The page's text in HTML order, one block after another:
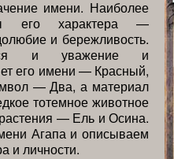
имени. Наиболее
его характера —
и бережливость.
и уважение и
его имени — Красный,
— Два, а материал
тотемное животное
— Ель и Осина.
Агапа и описываем
и личности.